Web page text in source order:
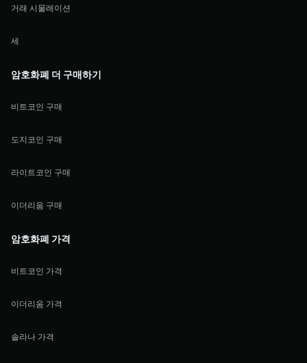
거래 시물레이션
세
암호화폐 더 구매하기
비트코인 구매
도지코인 구매
라이트코인 구매
이더리움 구매
암호화폐 가격
비트코인 가격
이더리움 가격
솔라나 가격